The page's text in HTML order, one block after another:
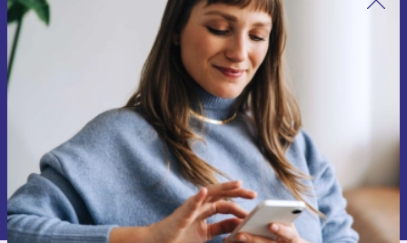
Meld je aan voor onze nieuwsbrief en
ontvang €15 korting!
Mis nooit meer een aanbieding.
Voucher aanvragen
Informatie over het gebruik van persoonsgegevens vind je in ons
privacybeleid